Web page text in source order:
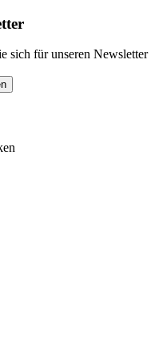
sich für unseren Newsletter